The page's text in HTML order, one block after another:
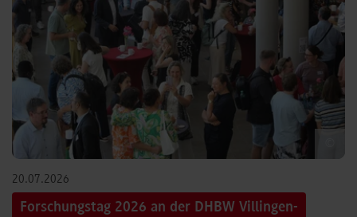
20.07.2026
Forschungstag 2026 an der DHBW Villingen-